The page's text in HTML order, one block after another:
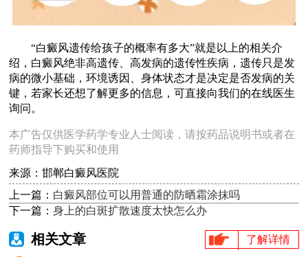
“白癜风遗传给孩子的概率有多大”就是以上的相关介
绍，白癜风绝非高遗传、高发病的遗传性疾病，遗传只是发
病的微小基础，环境诱因、身体状态才是决定是否发病的关
键，若家长还想了解更多的信息，可直接向我们的在线医生
询问。
本广告仅供医学药学专业人士阅读，请按药品说明书或者在
药师指导下购买和使用
来源：邯郸白癜风医院
上一篇： 白癜风部位可以用普通的防晒霜涂抹吗
下一篇：身上的白斑扩散速度太快怎么办
相关文章 了解详情